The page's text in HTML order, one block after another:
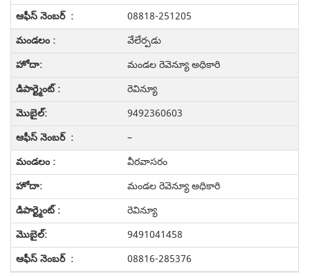
08818-251205
వేలేర్పడు
మండల రెవెన్యూ అధికారి
రెవిన్యూ
9492360603
–
వీరవాసరం
మండల రెవెన్యూ అధికారి
రెవిన్యూ
9491041458
08816-285376